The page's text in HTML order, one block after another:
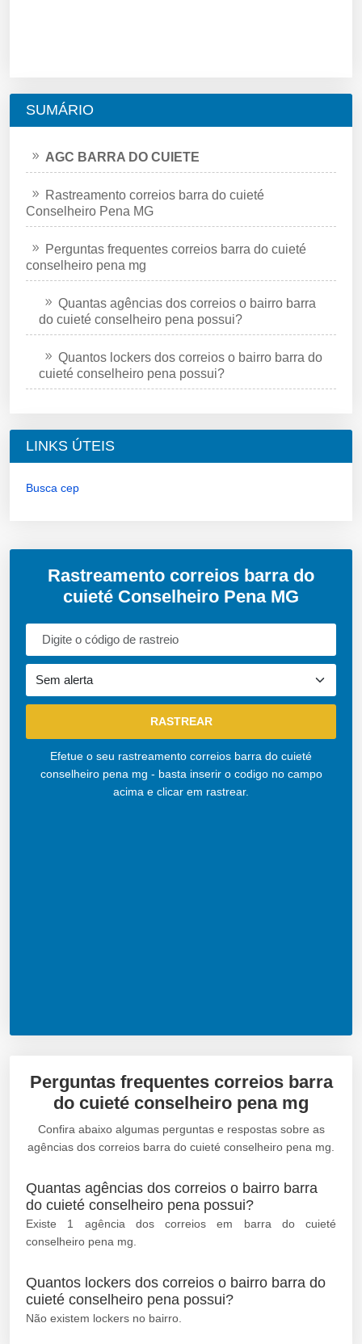
SUMÁRIO
AGC BARRA DO CUIETE
Rastreamento correios barra do cuieté
Conselheiro Pena MG
Perguntas frequentes correios barra do cuieté
conselheiro pena mg
Quantas agências dos correios o bairro barra
do cuieté conselheiro pena possui?
Quantos lockers dos correios o bairro barra do
cuieté conselheiro pena possui?
LINKS ÚTEIS
Busca cep
Rastreamento correios barra do
cuieté Conselheiro Pena MG
Efetue o seu rastreamento correios barra do cuieté
conselheiro pena mg - basta inserir o codigo no campo
acima e clicar em rastrear.
Perguntas frequentes correios barra
do cuieté conselheiro pena mg
Confira abaixo algumas perguntas e respostas sobre as
agências dos correios barra do cuieté conselheiro pena mg.
Quantas agências dos correios o bairro barra
do cuieté conselheiro pena possui?
Existe 1 agência dos correios em barra do cuieté
conselheiro pena mg.
Quantos lockers dos correios o bairro barra do
cuieté conselheiro pena possui?
Não existem lockers no bairro.